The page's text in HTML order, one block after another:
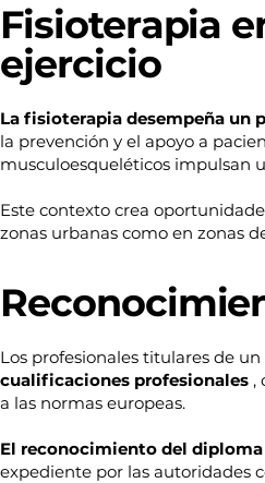
Fisioterapia
ejercicio
La fisioterapia desempeña un
la prevención y el apoyo a
musculoesqueléticos impulsan
Este contexto crea
zonas urbanas como en zonas
Los profesionales titulares de
cualificaciones profesionales ,
a las normas europeas.
El reconocimiento del
expediente por las autoridades